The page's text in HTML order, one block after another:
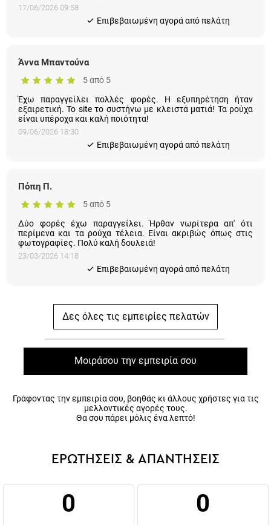
17/06/2026 09:58
Eπιβεβαιωμένη αγορά από πελάτη
Άννα Μπαντούνα
5 από 5
Έχω παραγγείλει πολλές φορές. Η εξυπηρέτηση ήταν
εξαιρετική. Το site το συστήνω με κλειστά ματιά! Τα ρούχα
είναι υπέροχα και καλή ποιότητα!
09/06/2026 18:30
Eπιβεβαιωμένη αγορά από πελάτη
Πόπη Π.
5 από 5
Δύο φορές έχω παραγγείλει. Ήρθαν νωρίτερα απ' ότι
περίμενα και τα ρούχα τέλεια. Είναι ακριβώς όπως στις
φωτογραφίες. Πολύ καλή δουλειά!
23/03/2026 14:18
Eπιβεβαιωμένη αγορά από πελάτη
Δες όλες τις εμπειρίες πελατών
Μοιράσου την εμπειρία σου
Γράφοντας την εμπειρία σου, βοηθάς κι άλλους χρήστες για τις
μελλοντικές αγορές τους.
Θα σου πάρει μόλις ένα λεπτό!
ΕΡΩΤΗΣΕΙΣ & ΑΠΑΝΤΗΣΕΙΣ
0 0